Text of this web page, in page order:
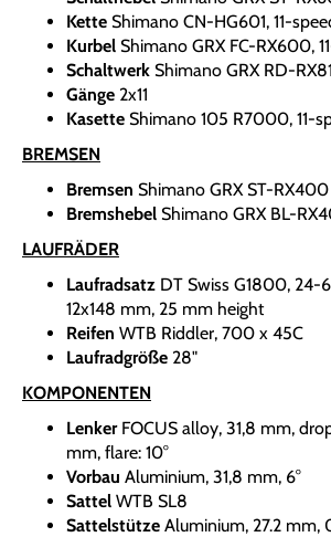
Kette Shimano CN-HG601, 11-
Kurbel Shimano GRX FC-RX600,
Schaltwerk Shimano GRX RD-
Gänge 2x11
Kasette Shimano 105 R7000, 11-
BREMSEN
Bremsen Shimano GRX ST-
Bremshebel Shimano GRX BL-
LAUFRÄDER
Laufradsatz DT Swiss G1800, 24-
12x148 mm, 25 mm height
Reifen WTB Riddler, 700 x 45C
Laufradgröße 28"
KOMPONENTEN
Lenker FOCUS alloy, 31,8 mm,
mm, flare: 10°
Vorbau Aluminium, 31,8 mm, 6°
Sattel WTB SL8
Sattelstütze Aluminium, 27.2 mm,